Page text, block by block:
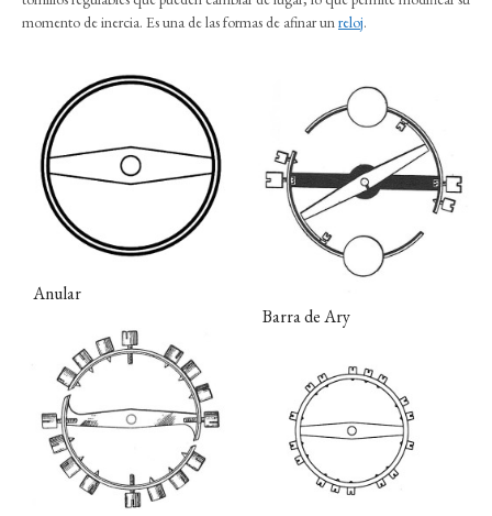
momento de inercia. Es una de las formas de afinar unreloj.
Anular
Barra de Ary